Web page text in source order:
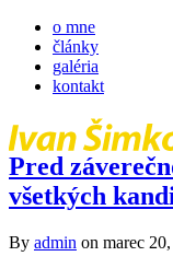
o mne
články
galéria
kontakt
Pred
všetkých
By admin on marec